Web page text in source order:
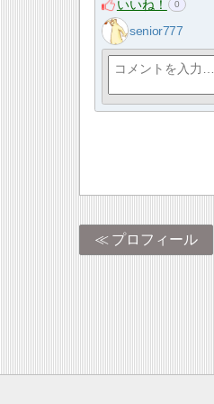
いいね！ 0
senior777
プロフィール